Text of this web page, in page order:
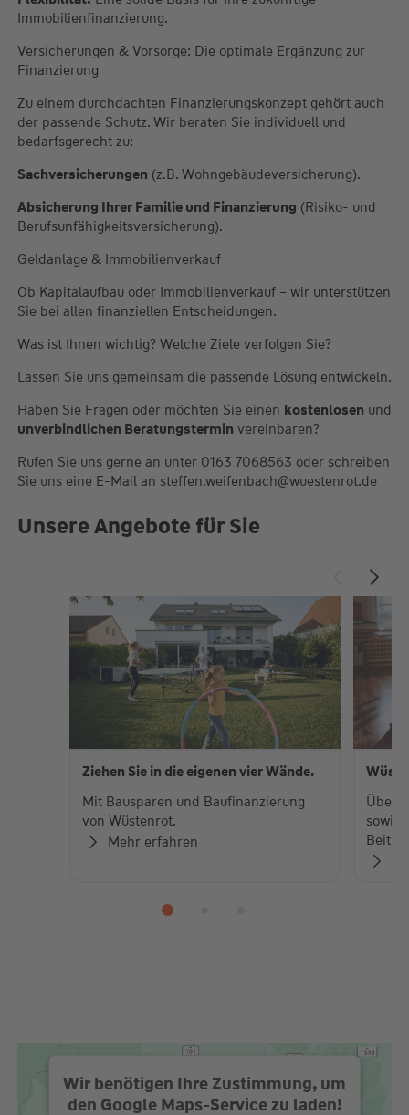
Immobilienfinanzierung.
Versicherungen & Vorsorge: Die optimale Ergänzung zur
Finanzierung
Zu einem durchdachten Finanzierungskonzept gehört auch
der passende Schutz. Wir beraten Sie individuell und
bedarfsgerecht zu:
Sachversicherungen (z.B. Wohngebäudeversicherung).
Absicherung Ihrer Familie und Finanzierung (Risiko- und
Berufsunfähigkeitsversicherung).
Geldanlage & Immobilienverkauf
Ob Kapitalaufbau oder Immobilienverkauf – wir unterstützen
Sie bei allen finanziellen Entscheidungen.
Was ist Ihnen wichtig? Welche Ziele verfolgen Sie?
Lassen Sie uns gemeinsam die passende Lösung entwickeln.
Haben Sie Fragen oder möchten Sie einen kostenlosen und
unverbindlichen Beratungstermin vereinbaren?
Rufen Sie uns gerne an unter 0163 7068563 oder schreiben
Sie uns eine E-Mail an steffen.weifenbach@wuestenrot.de
Unsere Angebote für Sie
Ziehen Sie in die eigenen vier Wände.
Mit Bausparen und Baufinanzierung
von Wüstenrot.
Mehr erfahren
Über
sowie
Wir benötigen Ihre Zustimmung, um
den Google Maps-Service zu laden!